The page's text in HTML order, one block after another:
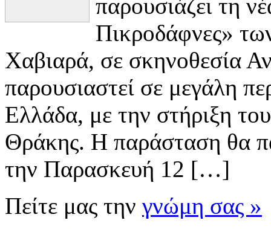
παρουσιάζει τη
Πικροδάφνες»
Χαβιαρά, σε σκηνοθεσία
παρουσιαστεί σε μεγάλη
Ελλάδα, με την στήριξη
Θράκης. Η παράσταση θα
την Παρασκευή 12 […]
Πείτε μας την γνώμη σας »